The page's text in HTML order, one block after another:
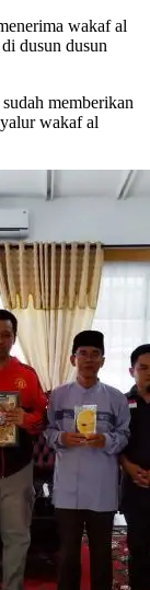
wakaf al
dusun dusun
memberikan
wakaf al